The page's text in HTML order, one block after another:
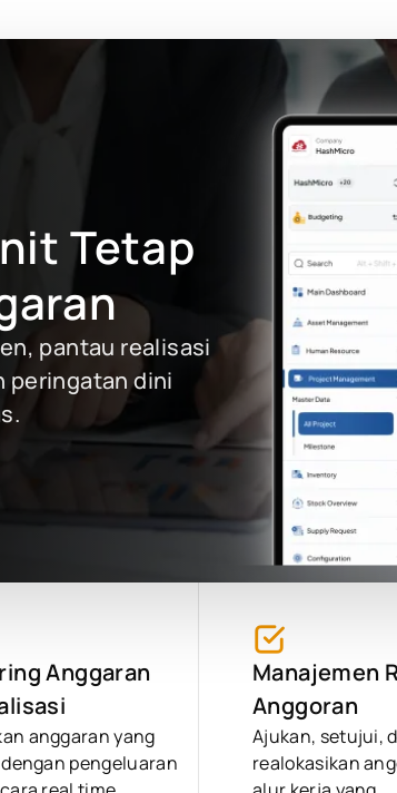
Tetap
pantau realisasi
peringatan dini
Anggaran
anggaran yang
pengeluaran
Manajemen
Anggoran
Ajukan, setujui,
realokasikan